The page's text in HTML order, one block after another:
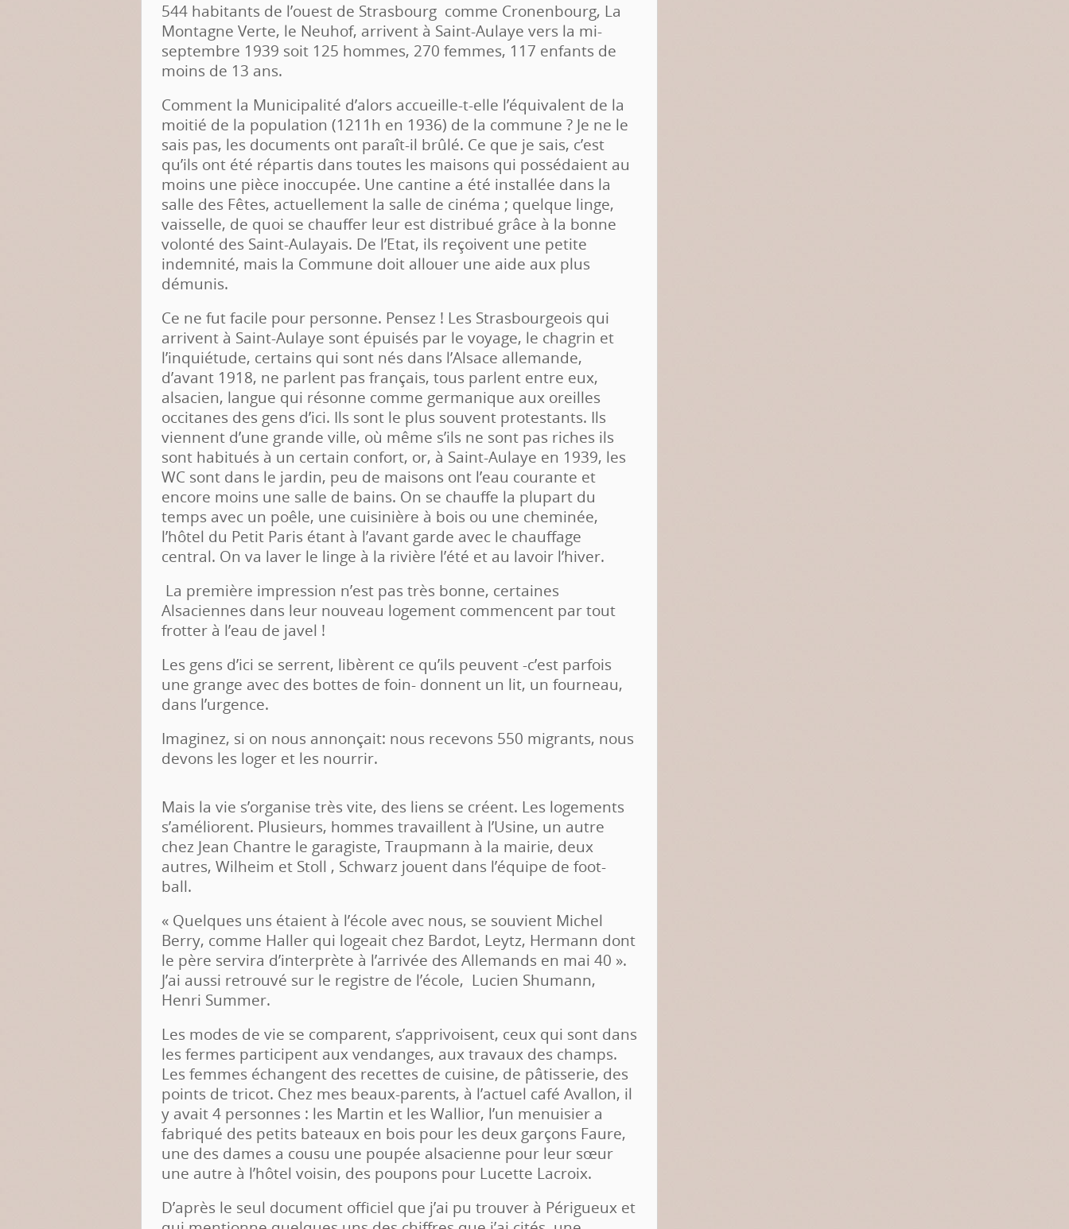
544 habitants de l’ouest de Strasbourg comme Cronenbourg, La
Montagne Verte, le Neuhof, arrivent à Saint-Aulaye vers la mi-
septembre 1939 soit 125 hommes, 270 femmes, 117 enfants de
moins de 13 ans.
Comment la Municipalité d’alors accueille-t-elle l’équivalent de la
moitié de la population (1211h en 1936) de la commune ? Je ne le
sais pas, les documents ont paraît-il brûlé. Ce que je sais, c’est
qu’ils ont été répartis dans toutes les maisons qui possédaient au
moins une pièce inoccupée. Une cantine a été installée dans la
salle des Fêtes, actuellement la salle de cinéma ; quelque linge,
vaisselle, de quoi se chauffer leur est distribué grâce à la bonne
volonté des Saint-Aulayais. De l’Etat, ils reçoivent une petite
indemnité, mais la Commune doit allouer une aide aux plus
démunis.
Ce ne fut facile pour personne. Pensez ! Les Strasbourgeois qui
arrivent à Saint-Aulaye sont épuisés par le voyage, le chagrin et
l’inquiétude, certains qui sont nés dans l’Alsace allemande,
d’avant 1918, ne parlent pas français, tous parlent entre eux,
alsacien, langue qui résonne comme germanique aux oreilles
occitanes des gens d’ici. Ils sont le plus souvent protestants. Ils
viennent d’une grande ville, où même s’ils ne sont pas riches ils
sont habitués à un certain confort, or, à Saint-Aulaye en 1939, les
WC sont dans le jardin, peu de maisons ont l’eau courante et
encore moins une salle de bains. On se chauffe la plupart du
temps avec un poêle, une cuisinière à bois ou une cheminée,
l’hôtel du Petit Paris étant à l’avant garde avec le chauffage
central. On va laver le linge à la rivière l’été et au lavoir l’hiver.
La première impression n’est pas très bonne, certaines
Alsaciennes dans leur nouveau logement commencent par tout
frotter à l’eau de javel !
Les gens d’ici se serrent, libèrent ce qu’ils peuvent -c’est parfois
une grange avec des bottes de foin- donnent un lit, un fourneau,
dans l’urgence.
Imaginez, si on nous annonçait: nous recevons 550 migrants, nous
devons les loger et les nourrir.
Mais la vie s’organise très vite, des liens se créent. Les logements
s’améliorent. Plusieurs, hommes travaillent à l’Usine, un autre
chez Jean Chantre le garagiste, Traupmann à la mairie, deux
autres, Wilheim et Stoll , Schwarz jouent dans l’équipe de foot-
ball.
« Quelques uns étaient à l’école avec nous, se souvient Michel
Berry, comme Haller qui logeait chez Bardot, Leytz, Hermann dont
le père servira d’interprète à l’arrivée des Allemands en mai 40 ».
J’ai aussi retrouvé sur le registre de l’école, Lucien Shumann,
Henri Summer.
Les modes de vie se comparent, s’apprivoisent, ceux qui sont dans
les fermes participent aux vendanges, aux travaux des champs.
Les femmes échangent des recettes de cuisine, de pâtisserie, des
points de tricot. Chez mes beaux-parents, à l’actuel café Avallon, il
y avait 4 personnes : les Martin et les Wallior, l’un menuisier a
fabriqué des petits bateaux en bois pour les deux garçons Faure,
une des dames a cousu une poupée alsacienne pour leur sœur
une autre à l’hôtel voisin, des poupons pour Lucette Lacroix.
D’après le seul document officiel que j’ai pu trouver à Périgueux et